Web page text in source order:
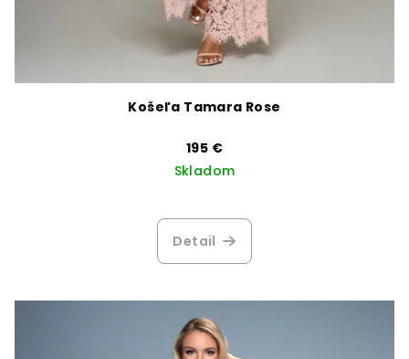
Košeľa Tamara Rose
195 €
Skladom
Detail